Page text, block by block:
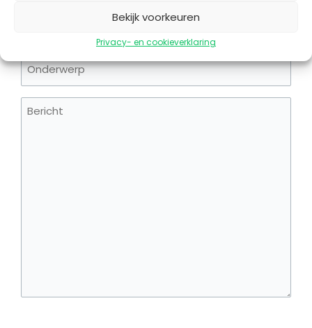
Bekijk voorkeuren
Privacy- en cookieverklaring
Onderwerp
Bericht